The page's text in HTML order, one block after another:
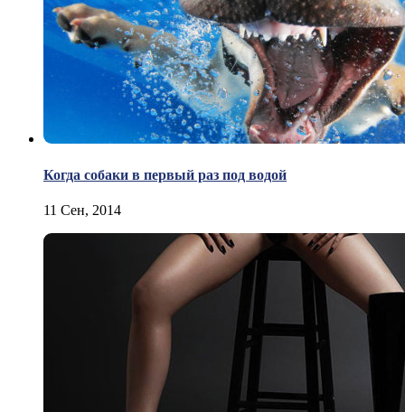
Когда собаки в первый раз под водой
11 Сен, 2014